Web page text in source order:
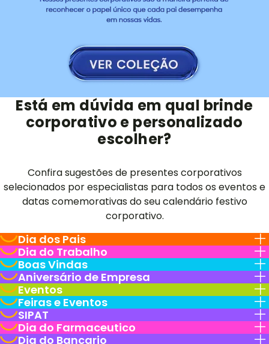
Está em dúvida em qual brinde
corporativo e personalizado
escolher?
Confira sugestões de presentes corporativos
selecionados por especialistas para todos os eventos e
datas comemorativas do seu calendário festivo
corporativo.
Dia dos Pais
Dia do Trabalho
Boas Vindas
Aniversário de Empresa
Eventos
Feiras e Eventos
SIPAT
Dia do Farmaceutico
Dia do Bancario